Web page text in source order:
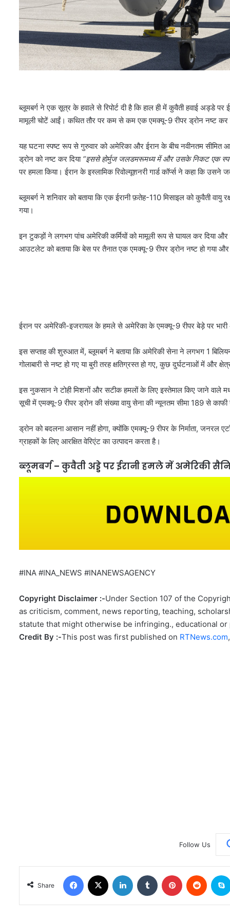
ब्लूमबर्ग ने एक सूत्र के हवाले से रिपोर्ट दी है कि हाल ही में कुवैती हवाई अड्डे
मामूली चोटें आईं। कथित तौर पर कम से कम एक एमक्यू-9 रीपर ड्रोन नष्ट कर
यह घटना स्पष्ट रूप से गुरुवार को अमेरिका और ईरान के बीच नवीनतम सीमित
ड्रोन को नष्ट कर दिया “इससे होर्मुज जलडमरूमध्य में और उसके निकट एक
पर हमला किया। ईरान के इस्लामिक रिवोल्यूशनरी गार्ड कॉर्प्स ने कहा कि उसने
ब्लूमबर्ग ने शनिवार को बताया कि एक ईरानी फ़तेह-110 मिसाइल को कुवैती वायु
गया।
इन टुकड़ों ने लगभग पांच अमेरिकी कर्मियों को मामूली रूप से घायल कर दिया और
आउटलेट को बताया कि बेस पर तैनात एक एमक्यू-9 रीपर ड्रोन नष्ट हो गया
ईरान पर अमेरिकी-इजरायल के हमले से अमेरिका के एमक्यू-9 रीपर बेड़े पर
इस सप्ताह की शुरुआत में, ब्लूमबर्ग ने बताया कि अमेरिकी सेना ने लगभग 1
गोलाबारी से नष्ट हो गए या बुरी तरह क्षतिग्रस्त हो गए, कुछ दुर्घटनाओं में और
इस नुकसान ने टोही मिशनों और सटीक हमलों के लिए इस्तेमाल किए जाने वाले
सूची में एमक्यू-9 रीपर ड्रोन की संख्या वायु सेना की न्यूनतम सीमा 189 से
ड्रोन को बदलना आसान नहीं होगा, क्योंकि एमक्यू-9 रीपर के निर्माता, जनरल
ग्राहकों के लिए आरक्षित वेरिएंट का उत्पादन करता है।
ब्लूमबर्ग – कुवैती अड्डे पर ईरानी हमले में अमेरिकी
#INA #INA_NEWS #INANEWSAGENCY
Copyright Disclaimer :-Under Section 107 of the
as criticism, comment, news reporting, teaching,
statute that might otherwise be infringing., educational
Credit By :-This post was first published on RTNews.com
Follow Us
Share